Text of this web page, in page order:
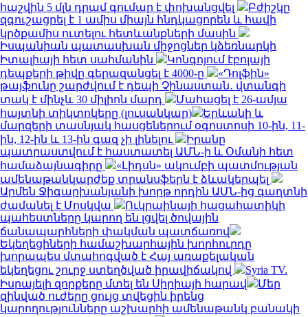
հաշվին 5 մլն դրամ գումար է փոխանցվել
Բժիշկը
զգուշացրել է 1 ամիս միայն հնդկացորեն և հավի
կրծքամիս ուտելու հետևանքների մասին
Իսպանիան պատասխան միջոցներ կձեռնարկի
Իտալիայի հետ սահմանին
Կոնգոյում էբոլայի
դեպքերի թիվը գերազանցել է 4000-ը
«Դոլֆին»
թայֆունը շարժվում է դեպի Չինաստան․ վտանգի
տակ է մինչև 30 միլիոն մարդ
Մահացել է 26-ամյա
հայտնի տիկտոկերը (լուսանկար)
Երևանի և
մարզերի տասնյակ հասցեներում օգոստոսի 10-ին, 11-
ին, 12-ին և 13-ին գազ չի լինելու
Իրանը
պատրաստվում է հաստատել ԱՄՆ-ի և Օմանի հետ
համաձայնագիրը
«Լիդսն» ակումբի պատմության
ամենաթանկարժեք տրանսֆերն է ձևակերպել
Արմեն Ջիգարխանյանի խորթ որդին ԱՄՆ-ից գաղտնի
ժամանել է Մոսկվա
Ուկրաինայի հացահատիկի
պահեստները կարող են լցվել ծովային
ճանապարհների փակման պատճառով
Եկեղեցիների համաշխարհային խորհուրդը
խորապես մտահոգված է Հայ առաքելական
եկեղեցու շուրջ ստեղծված իրավիճակով
Syria TV.
Իսրայելի զորքերը մտել են Սիրիայի հարավ
Մեր
զինված ուժերը ցույց տվեցին իրենց
կարողությունները աշխարհի ամենաթանկ բանակի